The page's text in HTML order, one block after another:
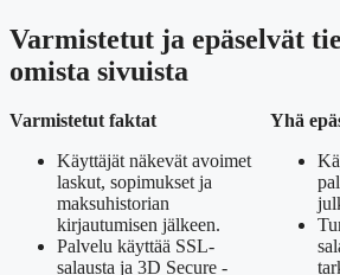
Varmistetut ja epäselvät
omista sivuista
Varmistetut faktat
Käyttäjät näkevät avoimet
laskut, sopimukset ja
maksuhistorian
kirjautumisen jälkeen.
Palvelu käyttää SSL-
salausta ja 3D Secure -
Yhä